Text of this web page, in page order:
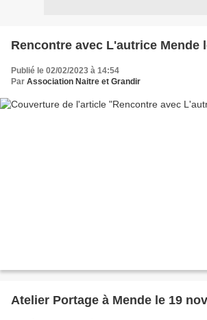
Rencontre avec L'autrice Mende
Publié le 02/02/2023 à 14:54
Par Association Naitre et Grandir
Atelier Portage à Mende le 19